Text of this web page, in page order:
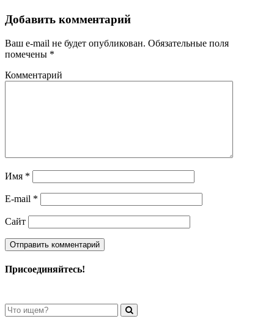
Добавить комментарий
Ваш e-mail не будет опубликован. Обязательные поля
помечены *
Комментарий
Имя *
E-mail *
Сайт
Присоединяйтесь!